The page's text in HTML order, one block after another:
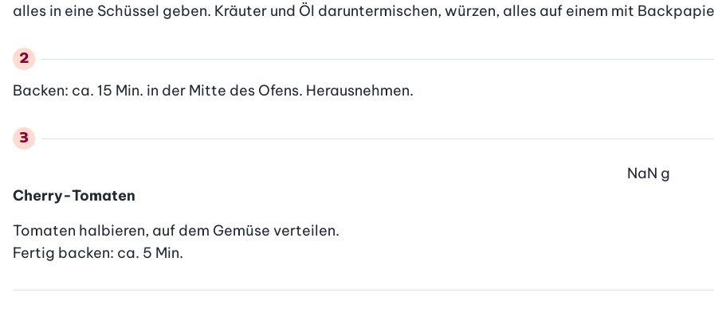
alles in eine Schüssel geben. Kräuter und Öl daruntermischen, würzen, alles auf einem mit
Backen: ca. 15 Min. in der Mitte des Ofens. Herausnehmen.
Cherry-Tomaten
NaN g
Tomaten halbieren, auf dem Gemüse verteilen.
Fertig backen: ca. 5 Min.